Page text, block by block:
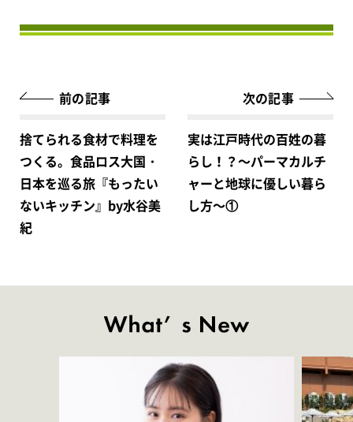
前の記事
捨てられる食材で料理を
つくる。食品ロス大国・
日本を巡る旅『もったい
ないキッチン』by水谷美
紀
次の記事
実は江戸時代の百姓の暮
らし！？〜パーマカルチ
ャーと地球に優しい暮ら
し方〜①